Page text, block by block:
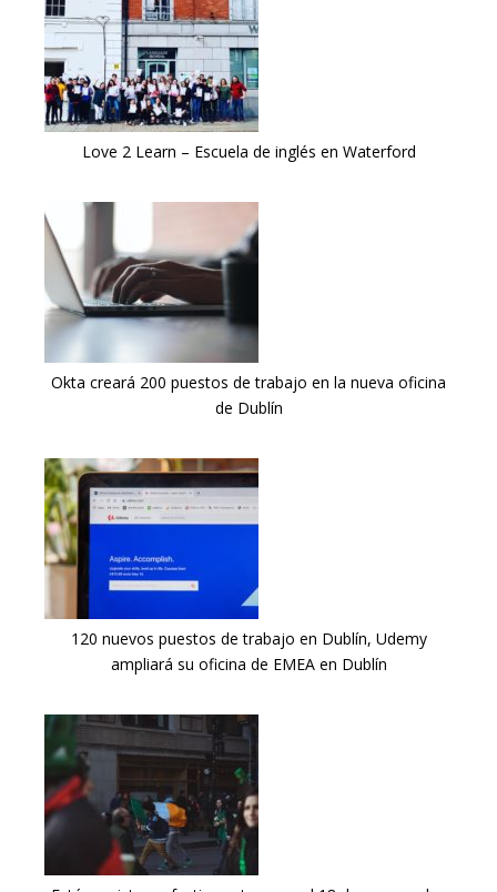
Love 2 Learn – Escuela de inglés en Waterford
Okta creará 200 puestos de trabajo en la nueva oficina
de Dublín
120 nuevos puestos de trabajo en Dublín, Udemy
ampliará su oficina de EMEA en Dublín